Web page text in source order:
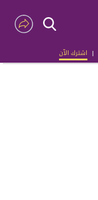
| اشترك الآن